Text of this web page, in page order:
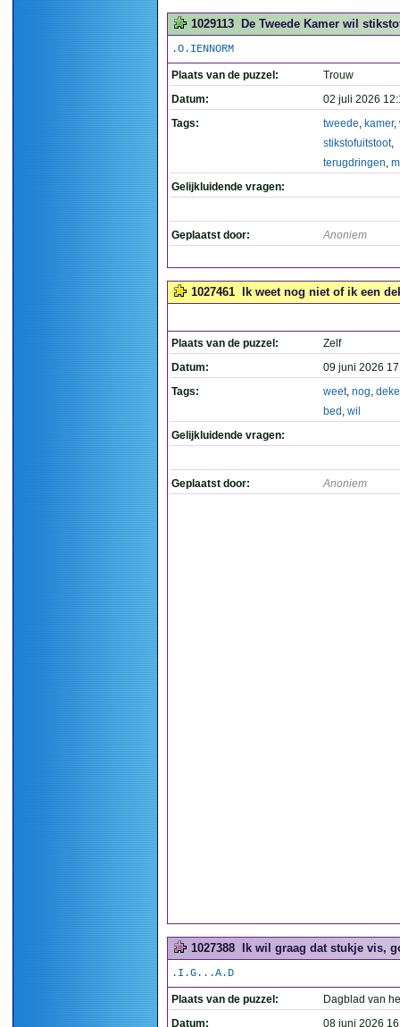
1029113 De Tweede Kamer wil
.O.IENNORM
Plaats van de puzzel:
Trouw
Datum:
02 juli 2026
Tags:
tweede, kamer,
stikstofuitstoot,
terugdringen,
Gelijkluidende vragen:
Geplaatst door: Anoniem
1027461 Ik weet nog niet of ik een
Plaats van de puzzel:
Zelf
Datum:
09 juni 2026
Tags:
weet, nog,
bed , wil
Gelijkluidende vragen:
Geplaatst door: Anoniem
1027388 Ik wil graag dat stukje vis,
.I.G...A.D
Plaats van de puzzel:
Dagblad van
Datum:
08 juni 2026